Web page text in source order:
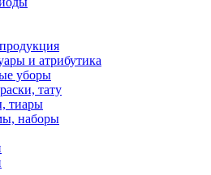
и атрибутика
уборы
тату
тиары
наборы